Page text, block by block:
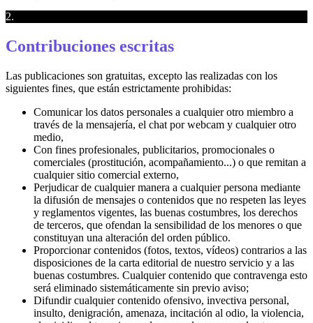
2.
Contribuciones escritas
Las publicaciones son gratuitas, excepto las realizadas con los
siguientes fines, que están estrictamente prohibidas:
Comunicar los datos personales a cualquier otro miembro a
través de la mensajería, el chat por webcam y cualquier otro
medio,
Con fines profesionales, publicitarios, promocionales o
comerciales (prostitución, acompañamiento...) o que remitan a
cualquier sitio comercial externo,
Perjudicar de cualquier manera a cualquier persona mediante
la difusión de mensajes o contenidos que no respeten las leyes
y reglamentos vigentes, las buenas costumbres, los derechos
de terceros, que ofendan la sensibilidad de los menores o que
constituyan una alteración del orden público.
Proporcionar contenidos (fotos, textos, vídeos) contrarios a las
disposiciones de la carta editorial de nuestro servicio y a las
buenas costumbres. Cualquier contenido que contravenga esto
será eliminado sistemáticamente sin previo aviso;
Difundir cualquier contenido ofensivo, invectiva personal,
insulto, denigración, amenaza, incitación al odio, la violencia,